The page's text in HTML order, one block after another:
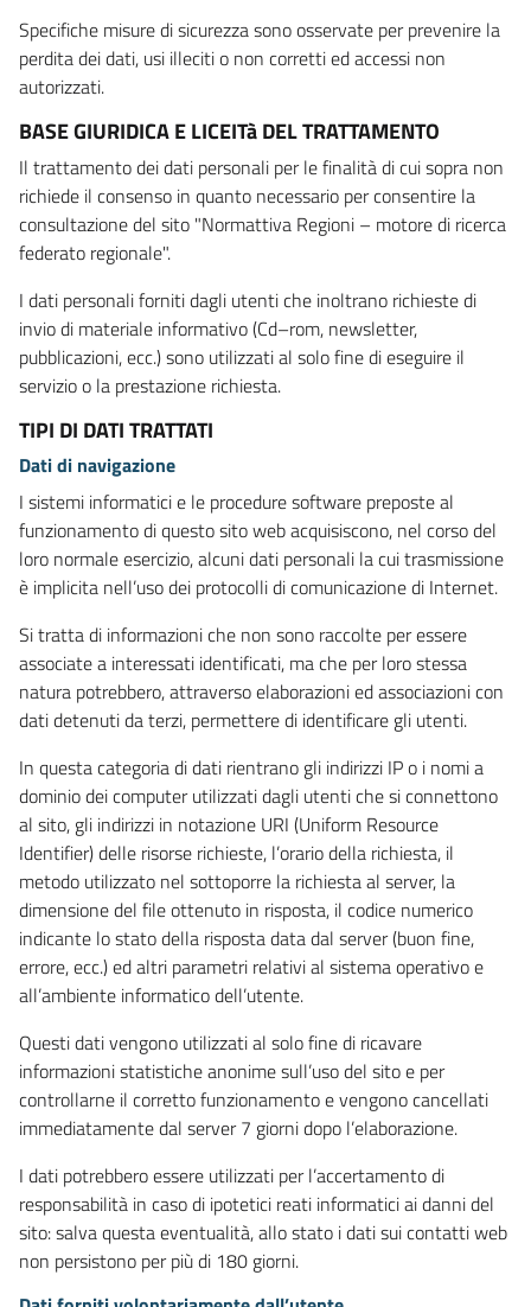
Specifiche misure di sicurezza sono osservate per prevenire la
perdita dei dati, usi illeciti o non corretti ed accessi non
autorizzati.
BASE GIURIDICA E LICEITà DEL TRATTAMENTO
Il trattamento dei dati personali per le finalità di cui sopra non
richiede il consenso in quanto necessario per consentire la
consultazione del sito "Normattiva Regioni – motore di ricerca
federato regionale".
I dati personali forniti dagli utenti che inoltrano richieste di
invio di materiale informativo (Cd–rom, newsletter,
pubblicazioni, ecc.) sono utilizzati al solo fine di eseguire il
servizio o la prestazione richiesta.
TIPI DI DATI TRATTATI
Dati di navigazione
I sistemi informatici e le procedure software preposte al
funzionamento di questo sito web acquisiscono, nel corso del
loro normale esercizio, alcuni dati personali la cui trasmissione
è implicita nell’uso dei protocolli di comunicazione di Internet.
Si tratta di informazioni che non sono raccolte per essere
associate a interessati identificati, ma che per loro stessa
natura potrebbero, attraverso elaborazioni ed associazioni con
dati detenuti da terzi, permettere di identificare gli utenti.
In questa categoria di dati rientrano gli indirizzi IP o i nomi a
dominio dei computer utilizzati dagli utenti che si connettono
al sito, gli indirizzi in notazione URI (Uniform Resource
Identifier) delle risorse richieste, l’orario della richiesta, il
metodo utilizzato nel sottoporre la richiesta al server, la
dimensione del file ottenuto in risposta, il codice numerico
indicante lo stato della risposta data dal server (buon fine,
errore, ecc.) ed altri parametri relativi al sistema operativo e
all’ambiente informatico dell’utente.
Questi dati vengono utilizzati al solo fine di ricavare
informazioni statistiche anonime sull’uso del sito e per
controllarne il corretto funzionamento e vengono cancellati
immediatamente dal server 7 giorni dopo l’elaborazione.
I dati potrebbero essere utilizzati per l’accertamento di
responsabilità in caso di ipotetici reati informatici ai danni del
sito: salva questa eventualità, allo stato i dati sui contatti web
non persistono per più di 180 giorni.